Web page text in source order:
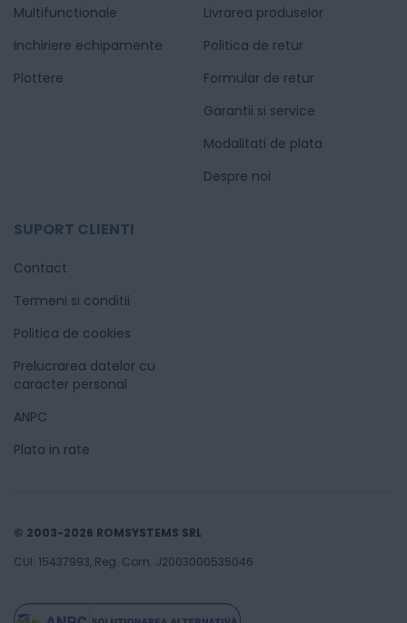
Multifunctionale
Inchiriere echipamente
Plottere
Livrarea produselor
Politica de retur
Formular de retur
Garantii si service
Modalitati de plata
Despre noi
SUPORT CLIENTI
Contact
Termeni si conditii
Politica de cookies
Prelucrarea datelor cu
caracter personal
ANPC
Plata in rate
© 2003-2026 ROMSYSTEMS SRL
CUI: 15437993, Reg. Com. J2003000535046